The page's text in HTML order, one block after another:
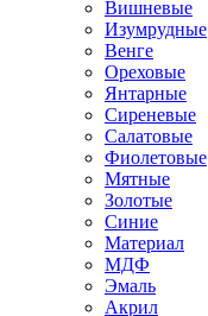
Вишневые
Изумрудные
Венге
Ореховые
Янтарные
Сиреневые
Салатовые
Фиолетовые
Мятные
Золотые
Синие
Материал
МДФ
Эмаль
Акрил